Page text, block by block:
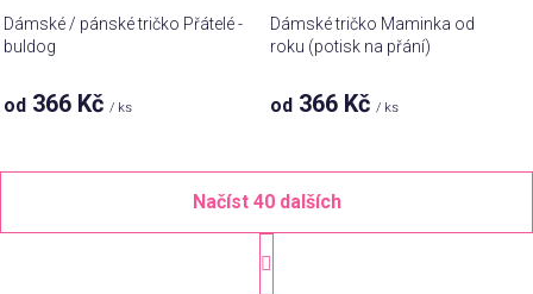
Dámské / pánské tričko Přátelé -
buldog
od 366 Kč / ks
Dámské tričko Maminka od
roku (potisk na přání)
od 366 Kč / ks
Načíst 40 dalších
S
t
r